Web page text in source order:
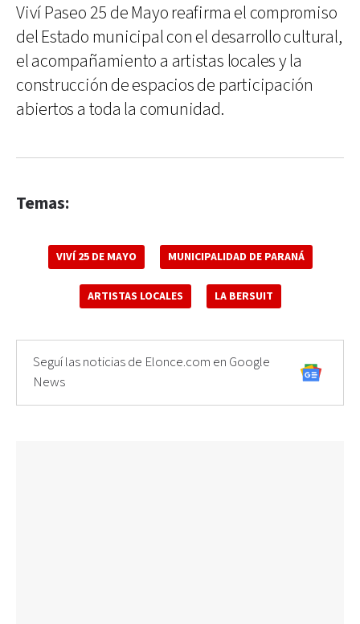
Viví Paseo 25 de Mayo reafirma el compromiso
del Estado municipal con el desarrollo cultural,
el acompañamiento a artistas locales y la
construcción de espacios de participación
abiertos a toda la comunidad.
Temas:
VIVÍ 25 DE MAYO MUNICIPALIDAD DE PARANÁ
ARTISTAS LOCALES LA BERSUIT
Seguí las noticias de Elonce.com en Google
News